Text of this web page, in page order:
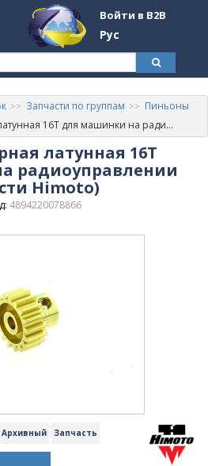
Войти в B2B
Рус
Запчасти по группам
Пиньоны
на радиоуправлении E10 (11171 запчасти Himoto)
латунная 16Т
радиоуправлении
Himoto)
4894220078866
Архивный Запчасть